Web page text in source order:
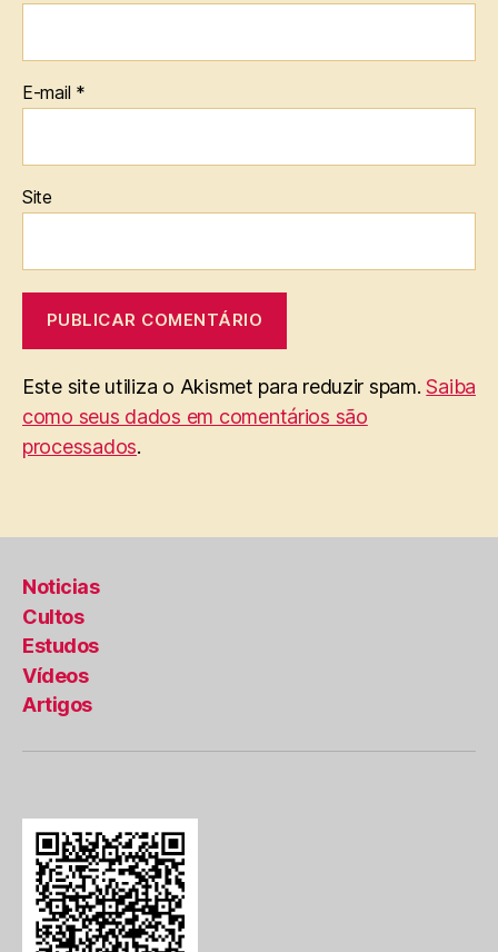
E-mail *
Site
Este site utiliza o Akismet para reduzir spam.Saiba
como seus dados em comentários são
processados.
Noticias
Cultos
Estudos
Vídeos
Artigos